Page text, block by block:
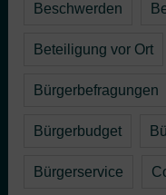
Beschwerden
Beteiligung vor Ort
Bürgerbefragungen
Bürgerbudget
Bürgerservice